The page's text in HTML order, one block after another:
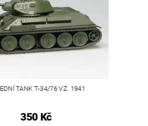
TANK T-34/76 VZ. 1941
350 Kč